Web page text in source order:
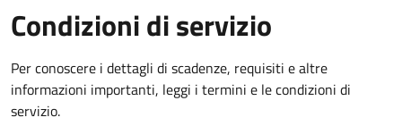
Condizioni di servizio
Per conoscere i dettagli di scadenze, requisiti e altre
informazioni importanti, leggi i termini e le condizioni di
servizio.